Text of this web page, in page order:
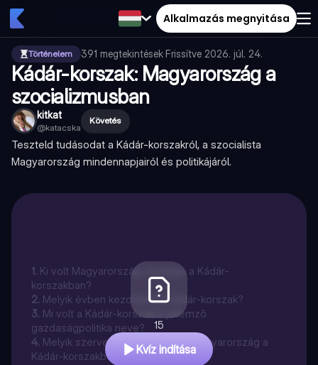
Alkalmazás megnyitása
Történelem 391 megtekintések·Frissítve 2026. júl. 24.
Kádár-korszak: Magyarország a
szocializmusban
kitkat
@katacska
Követés
Teszteld tudásodat a Kádár-korszakról, a szocialista
Magyarország mindennapjairól és politikájáról.
1. Ki volt Magyarország vezetője a Kádár-
korszakban?
2. Melyik évben kezdődött a Kádár-korszak?
3. Mi volt a Kádár-korszakra jellemző
gazdaságpolitika neve?
4. Melyik szervezetnek volt tagja Magyarország a
Kádár-korszakban?
15
Kvíz indítása